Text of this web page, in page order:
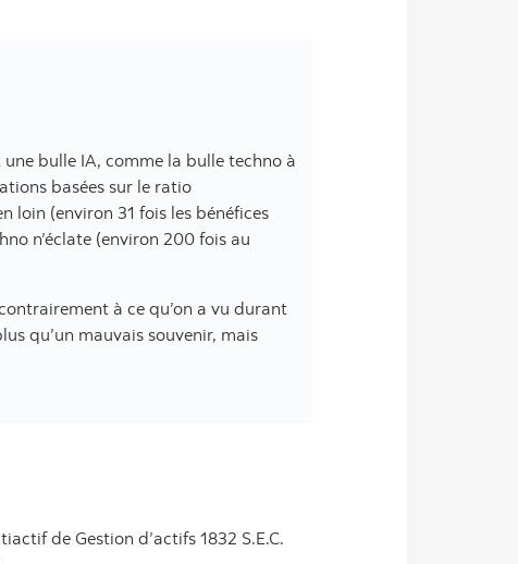
bulle IA, comme la bulle techno à
basées sur le ratio
loin (environ 31 fois les bénéfices
n’éclate (environ 200 fois au
à ce qu’on a vu durant
qu’un mauvais souvenir, mais
de Gestion d’actifs 1832 S.E.C.